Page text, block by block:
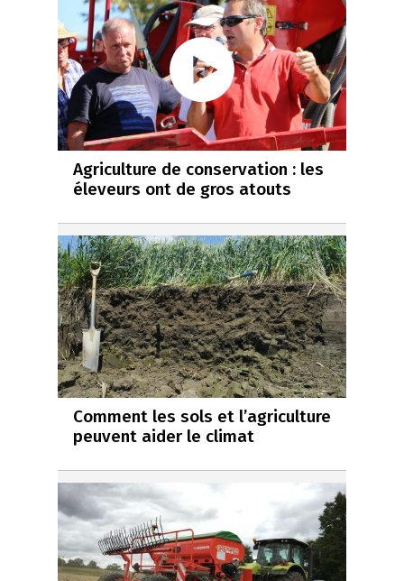
Agriculture de conservation : les
éleveurs ont de gros atouts
Comment les sols et l’agriculture
peuvent aider le climat